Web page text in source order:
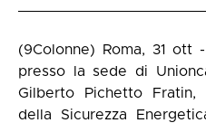
(9Colonne) Roma, 31 ott
presso la sede di
Gilberto Pichetto
della Sicurezza